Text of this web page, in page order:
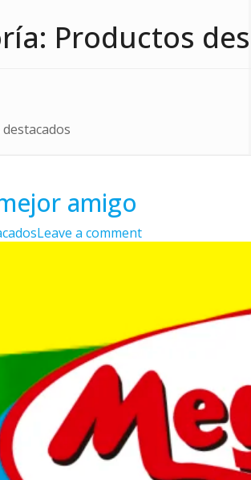
Productos
amigo
Leave a commenton